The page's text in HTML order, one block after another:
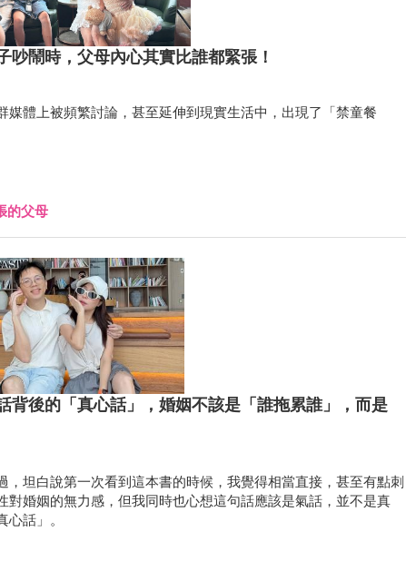
鬧時，父母內心其實比誰都緊張！
體上被頻繁討論，甚至延伸到現實生活中，出現了「禁童餐
的父母
背後的「真心話」，婚姻不該是「誰拖累誰」，而是
坦白說第一次看到這本書的時候，我覺得相當直接，甚至有點刺
對婚姻的無力感，但我同時也心想這句話應該是氣話，並不是真
話」。